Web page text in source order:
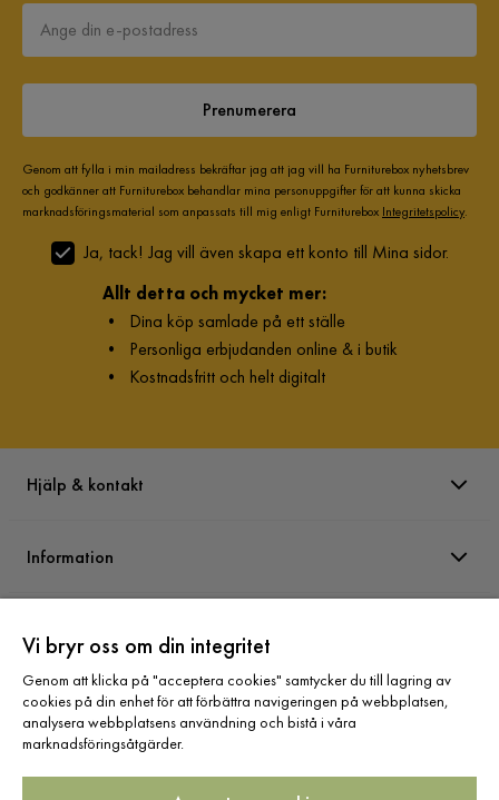
Prenumerera
Genom att fylla i min mailadress bekräftar jag att jag vill ha Furniturebox nyhetsbrev
och godkänner att Furniturebox behandlar mina personuppgifter för att kunna skicka
marknadsföringsmaterial som anpassats till mig enligt Furniturebox Integritetspolicy.
Ja, tack! Jag vill även skapa ett konto till Mina sidor.
Allt detta och mycket mer:
• Dina köp samlade på ett ställe
• Personliga erbjudanden online & i butik
• Kostnadsfritt och helt digitalt
Hjälp & kontakt
Information
Sortiment
Vi bryr oss om din integritet
Genom att klicka på "acceptera cookies" samtycker du till lagring av
cookies på din enhet för att förbättra navigeringen på webbplatsen,
analysera webbplatsens användning och bistå i våra
marknadsföringsåtgärder.